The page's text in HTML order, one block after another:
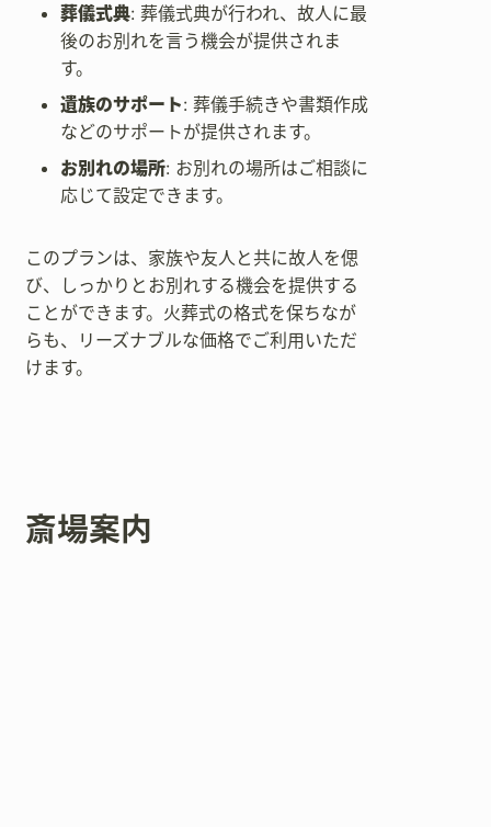
葬儀式典: 葬儀式典が行われ、故人に最
後のお別れを言う機会が提供されま
す。
遺族のサポート: 葬儀手続きや書類作成
などのサポートが提供されます。
お別れの場所: お別れの場所はご相談に
応じて設定できます。
このプランは、家族や友人と共に故人を偲
び、しっかりとお別れする機会を提供する
ことができます。火葬式の格式を保ちなが
らも、リーズナブルな価格でご利用いただ
けます。
斎場案内